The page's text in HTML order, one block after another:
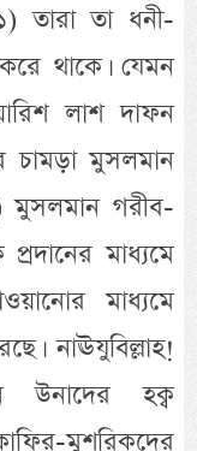
তারা তা ধনী-
থাকে। যেমন
লাশ দাফন
চামড়া মুসলমান
মুসলমান গরীব-
মাধ্যমে
মাধ্যমে
নাঊযুবিল্লাহ!
উনাদের হক্ব
মুশরিকদের